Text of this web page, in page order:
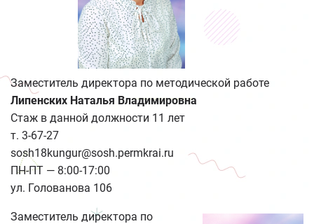
Заместитель директора по методической работе
Липенских Наталья Владимировна
Стаж в данной должности 11 лет
т. 3-67-27
sosh18kungur@sosh.permkrai.ru
ПН-ПТ — 8:00-17:00
ул. Голованова 106
Заместитель директора по